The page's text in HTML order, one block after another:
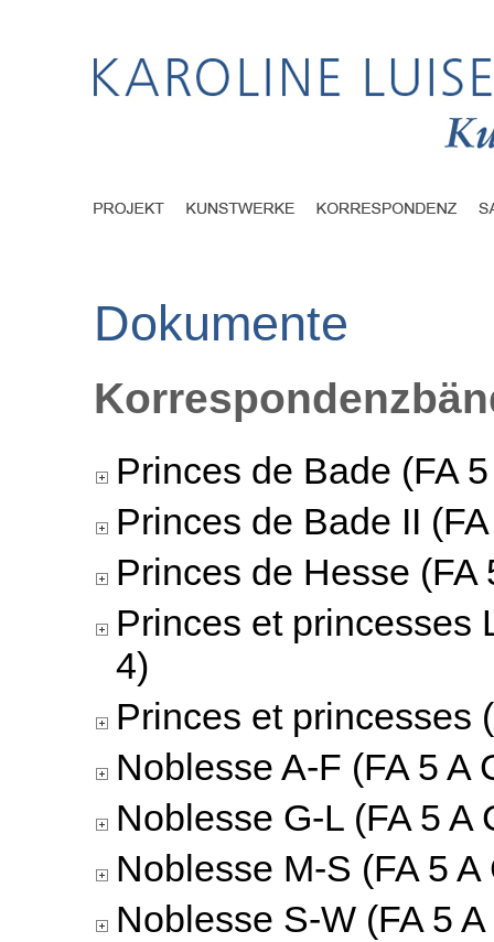
Dokumente
Princes de Bade (FA
Princes de Bade II
Princes de Hesse (FA
Princes et princesses
4)
Princes et princesses
Noblesse A-F (FA 5 A
Noblesse G-L (FA 5 A
Noblesse M-S (FA 5 A
Noblesse S-W (FA 5